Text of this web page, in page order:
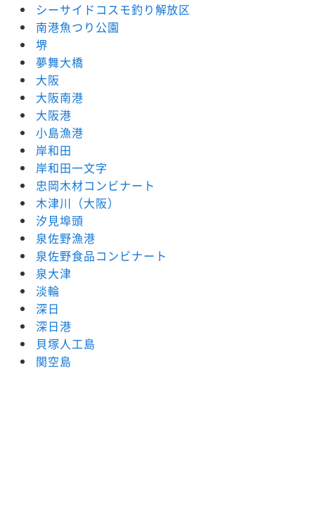
シーサイドコスモ釣り解放区
南港魚つり公園
堺
夢舞大橋
大阪
大阪南港
大阪港
小島漁港
岸和田
岸和田一文字
忠岡木材コンビナート
木津川（大阪）
汐見埠頭
泉佐野漁港
泉佐野食品コンビナート
泉大津
淡輪
深日
深日港
貝塚人工島
関空島